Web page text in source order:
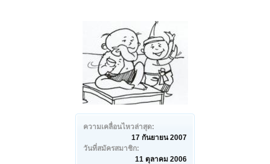
ความเคลื่อนไหวล่าสุด:
17 กันยายน 2007
วันที่สมัครสมาชิก:
11 ตุลาคม 2006